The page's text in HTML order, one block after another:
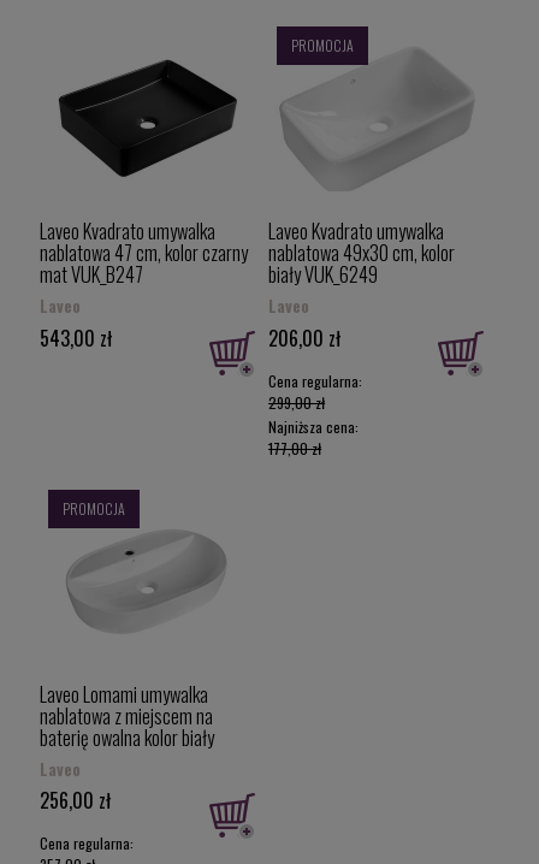
Laveo Kvadrato umywalka
nablatowa 47 cm, kolor czarny
mat VUK_B247
Laveo
543,00 zł
Laveo Kvadrato umywalka
nablatowa 49x30 cm, kolor
biały VUK_6249
Laveo
206,00 zł
Cena regularna:
299,00 zł
Najniższa cena:
177,00 zł
PROMOCJA
Laveo Lomami umywalka
nablatowa z miejscem na
baterię owalna kolor biały
61x40 VUL_6161
Laveo
256,00 zł
Cena regularna:
PROMOCJA